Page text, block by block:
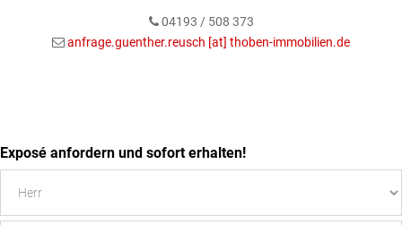
04193 / 508 373
anfrage.guenther.reusch [at] thoben-immobilien.de
Exposé anfordern und sofort erhalten!